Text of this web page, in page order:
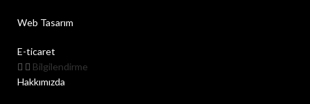
Web Tasarım
E-ticaret
Bilgilendirme
Hakkımızda